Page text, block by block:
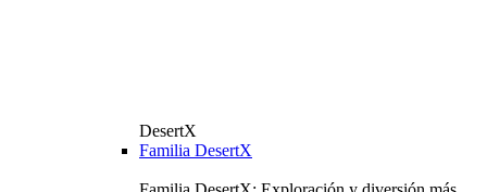
DesertX
Familia DesertX